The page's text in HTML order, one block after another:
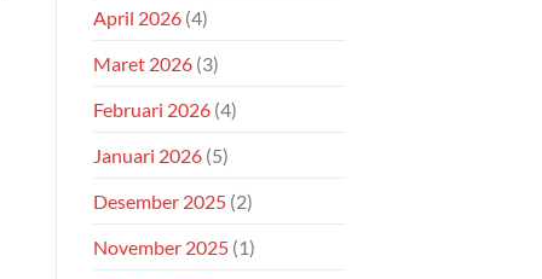
April 2026 (4)
Maret 2026 (3)
Februari 2026 (4)
Januari 2026 (5)
Desember 2025 (2)
November 2025 (1)